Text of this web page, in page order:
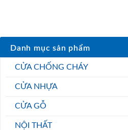
Danh mục sản phẩm
CỬA CHỐNG CHÁY
CỬA NHỰA
CỬA GỖ
NỘI THẤT